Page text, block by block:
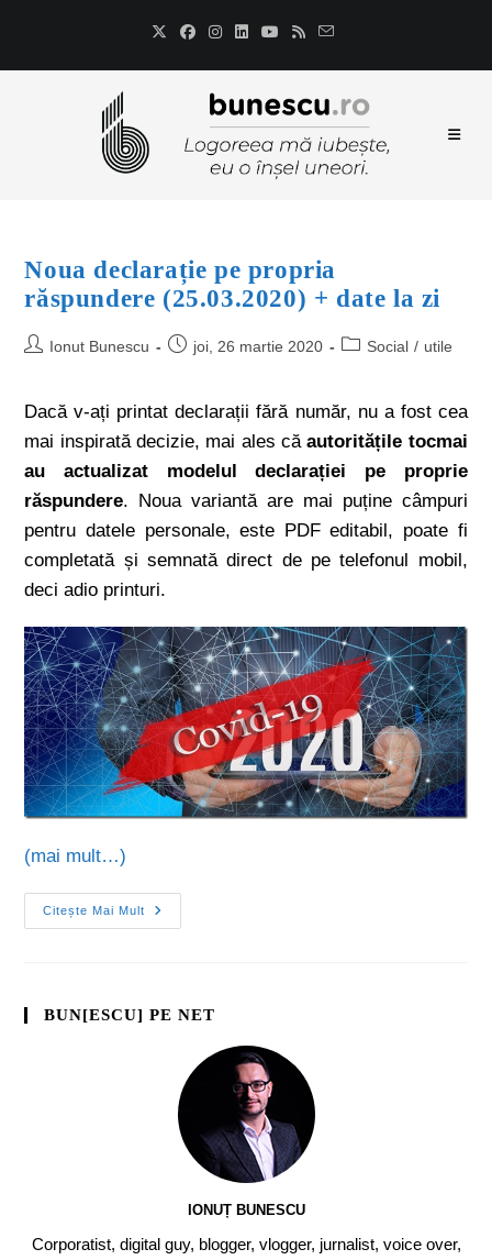
Noua declarație pe propria
răspundere (25.03.2020) + date la zi
Ionut Bunescu joi, 26 martie 2020 Social / utile
Dacă v-ați printat declarații fără număr, nu a fost cea
mai inspirată decizie, mai ales căautoritățile tocmai
au actualizat modelul declarației pe proprie
răspundere. Noua variantă are mai puține câmpuri
pentru datele personale, este PDF editabil, poate fi
completată și semnată direct de pe telefonul mobil,
deci adio printuri.
(mai mult…)
Citește Mai Mult
BUN[ESCU] PE NET
IONUȚ BUNESCU
Corporatist, digital guy, blogger, vlogger, jurnalist, voice over,